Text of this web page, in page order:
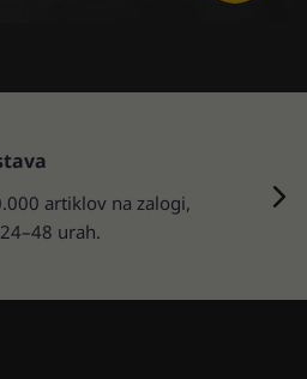
artiklov na zalogi,
urah.